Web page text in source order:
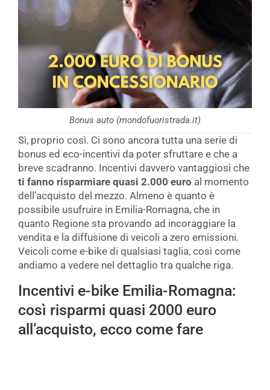
Bonus auto (mondofuoristrada.it)
Sì, proprio così. Ci sono ancora tutta una serie di
bonus ed eco-incentivi da poter sfruttare e che a
breve scadranno. Incentivi davvero vantaggiosi che
ti fanno risparmiare quasi 2.000 euro al momento
dell’acquisto del mezzo. Almeno è quanto è
possibile usufruire in Emilia-Romagna, che in
quanto Regione sta provando ad incoraggiare la
vendita e la diffusione di veicoli a zero emissioni.
Veicoli come e-bike di qualsiasi taglia, così come
andiamo a vedere nel dettaglio tra qualche riga.
Incentivi e-bike Emilia-Romagna:
così risparmi quasi 2000 euro
all’acquisto, ecco come fare